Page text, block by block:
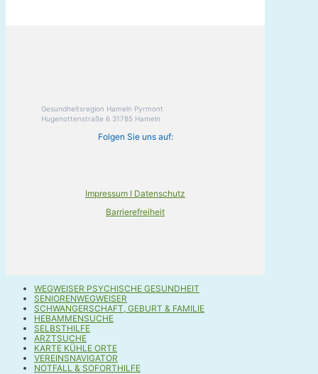
Gesundheitsregion Hameln Pyrmont
Hugenottenstraße 6 31785 Hameln
Folgen Sie uns auf:
Impressum I Datenschutz
Barrierefreiheit
WEGWEISER PSYCHISCHE GESUNDHEIT
SENIORENWEGWEISER
SCHWANGERSCHAFT, GEBURT & FAMILIE
HEBAMMENSUCHE
SELBSTHILFE
ARZTSUCHE
KARTE KÜHLE ORTE
VEREINSNAVIGATOR
NOTFALL & SOFORTHILFE